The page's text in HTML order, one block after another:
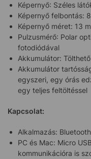
Képernyő: Széles
Képernyő felbontás:
Képernyő méret: 13
Pulzusmérő: Polar
fotodiódával
Akkumulátor:
Akkumulátor
egyszeri, egy órás
egy teljes feltöltéssel
Kapcsolat:
Alkalmazás:
PC és Mac: Micro
kommunikációra is